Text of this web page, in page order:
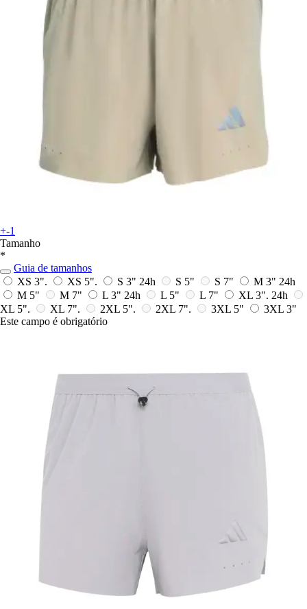
+-1
Tamanho
*
Guia de tamanhos
XS 3".
XS 5". S 3" 24h S 5" S 7" M 3" 24h
M 5"
M 7" L 3" 24h L 5" L 7" XL 3". 24h
XL 5".
XL 7". 2XL 5". 2XL 7". 3XL 5"
3XL 3"
Este campo é obrigatório